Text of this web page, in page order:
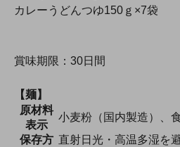
カレーうどんつゆ150ｇ×7袋
賞味期限：30日間
【麺】
原材料
表示
小麦粉（国内製造）、
保存方 直射日光・高温多湿を